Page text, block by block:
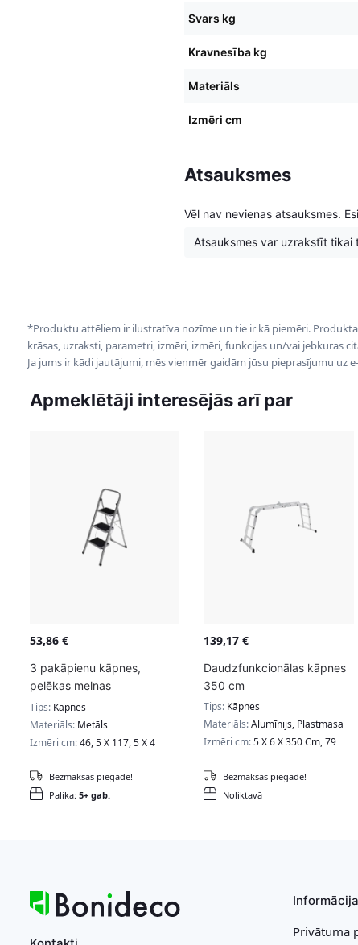
Svars kg
Kravnesība kg
Materiāls
Izmēri cm
Atsauksmes
Vēl nav nevienas atsauksmes.
Atsauksmes var uzrakstīt tikai
*Produktu attēliem ir ilustratīva nozīme un tie ir kā piemēri.
krāsas, uzraksti, parametri, izmēri, izmēri, funkcijas un/vai jebkuras
Ja jums ir kādi jautājumi, mēs vienmēr gaidām jūsu pieprasījumu uz
Apmeklētāji interesējās arī par
53,86 €
3 pakāpienu kāpnes,
pelēkas melnas
GSL003GY01
Tips: Kāpnes
Materiāls: Metāls
Izmēri cm:46, 5 X 117, 5 X 4
Palika: 5+ gab.
Bezmaksas piegāde!
139,17€
Daudzfunkcionālas kāpnes
350 cm
Tips: Kāpnes
Materiāls:Alumīnijs, Plastmasa
Izmēri cm:5 X 6 X 350 Cm, 79
Noliktavā
Bezmaksas piegāde!
Informācija
Privātuma